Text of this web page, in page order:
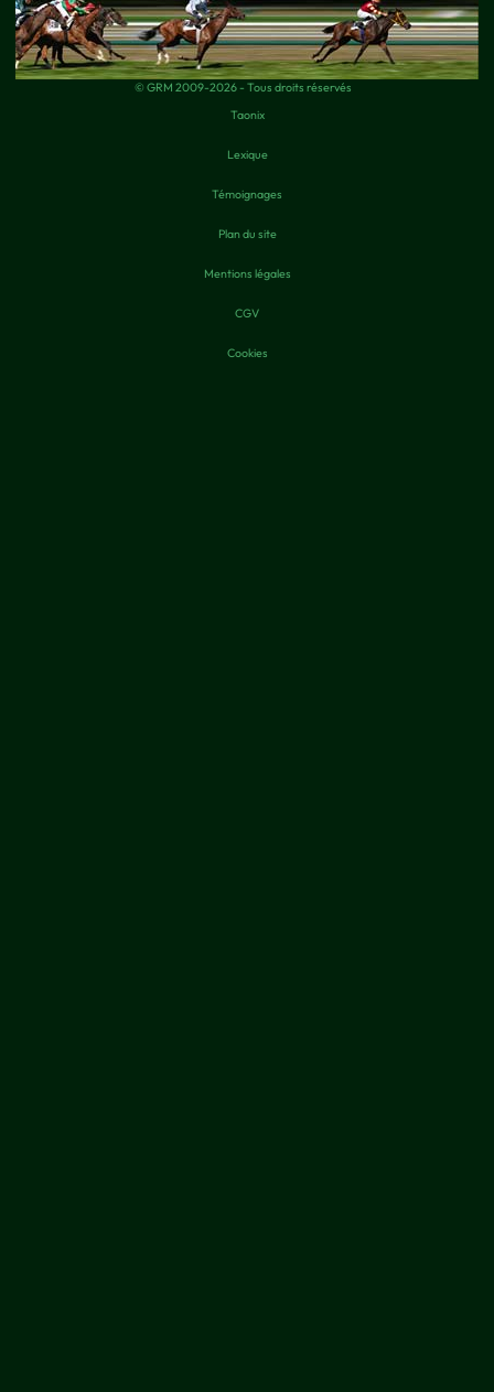
© GRM 2009-2026 - Tous droits réservés
Taonix
Lexique
Témoignages
Plan du site
Mentions légales
CGV
Cookies